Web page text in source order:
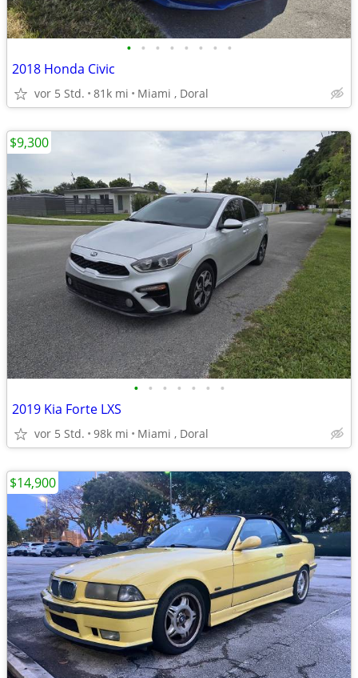
• • • • • • • •
2018 Honda Civic
vor 5 Std. 81k mi Miami , Doral
• • • • • • •
2019 Kia Forte LXS
vor 5 Std. 98k mi Miami , Doral
$9,300
$14,900